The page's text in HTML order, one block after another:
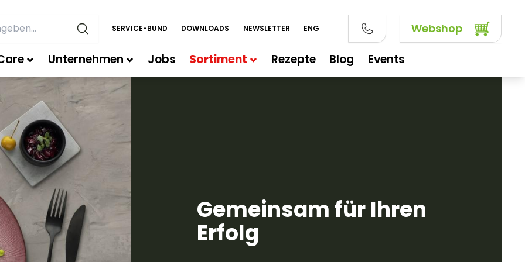
SERVICE-BUND DOWNLOADS NEWSLETTER ENG Webshop
Unternehmen Jobs Sortiment Rezepte Blog Events
Gemeinsam für Ihren
Erfolg